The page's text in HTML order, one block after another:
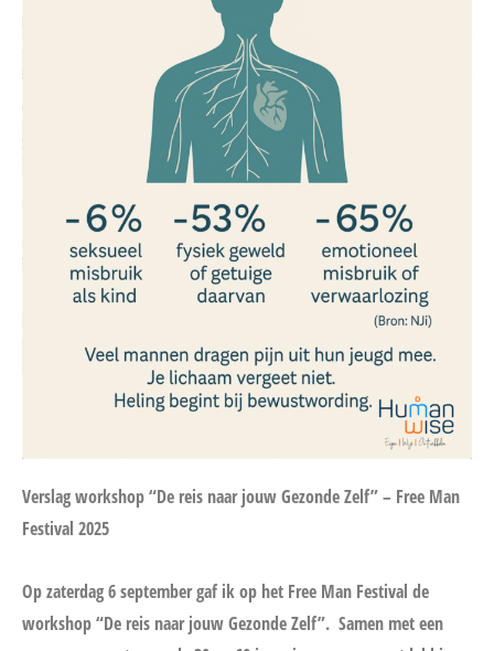
Verslag workshop “De reis naar jouw Gezonde Zelf” – Free Man
Festival 2025
Op zaterdag 6 september gaf ik op het Free Man Festival de
workshop “De reis naar jouw Gezonde Zelf”. Samen met een